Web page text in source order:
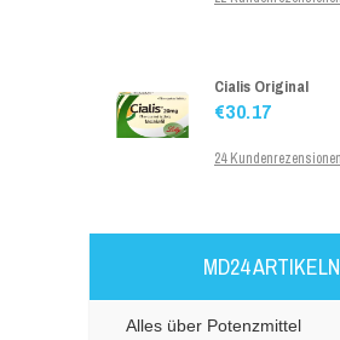
24 Kundenrezensionen
13 Kundenrezensionen
MD24 ARTIKELN
Alles über Potenzmittel